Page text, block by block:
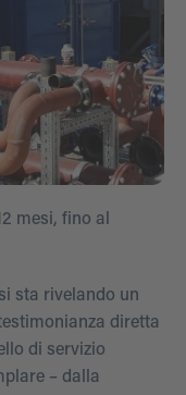
mesi, fino al
si sta rivelando un
diretta
di servizio
– dalla